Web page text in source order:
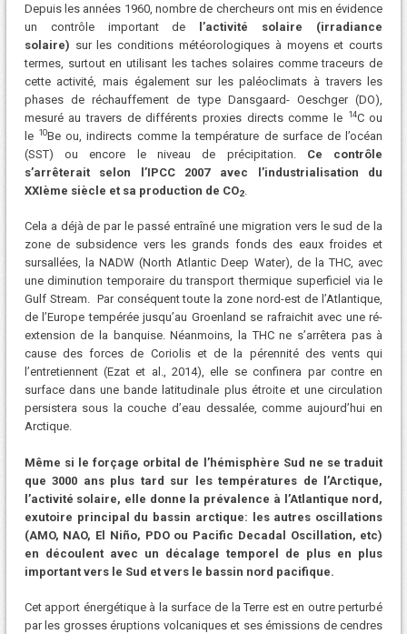
Depuis les années 1960, nombre de chercheurs ont mis en évidence
un contrôle important de
l’activité solaire (irradiance
solaire) sur les conditions météorologiques à moyens et courts
termes, surtout en utilisant les taches solaires comme traceurs de
cette activité, mais également sur les paléoclimats à travers les
phases de réchauffement de type Dansgaard- Oeschger (DO),
mesuré au travers de différents proxies directs comme le
14C ou
le 10Be ou, indirects comme la température de surface de l’océan
(SST) ou encore le niveau de précipitation. Ce contrôle
s’arrêterait selon l’IPCC 2007 avec l’industrialisation du
XXIème siècle et sa production de CO2.
Cela a déjà de par le passé entraîné une migration vers le sud de la
zone de subsidence vers les grands fonds des eaux froides et
sursallées, la NADW (North Atlantic Deep Water), de la THC, avec
une diminution temporaire du transport thermique superficiel via le
Gulf Stream. Par conséquent toute la zone nord-est de l’Atlantique,
de l’Europe tempérée jusqu’au Groenland se rafraichit avec une ré-
extension de la banquise. Néanmoins, la THC ne s’arrêtera pas à
cause des forces de Coriolis et de la pérennité des vents qui
l’entretiennent (Ezat et al., 2014), elle se confinera par contre en
surface dans une bande latitudinale plus étroite et une circulation
persistera sous la couche d’eau dessalée, comme aujourd’hui en
Arctique.
Même si le forçage orbital de l’hémisphère Sud ne se traduit
que 3000 ans plus tard sur les températures de l’Arctique,
l’activité solaire, elle donne la prévalence à l’Atlantique nord,
exutoire principal du bassin arctique: les autres oscillations
(AMO, NAO, El Niño, PDO ou Pacific Decadal Oscillation, etc)
en découlent avec un décalage temporel de plus en plus
important vers le Sud et vers le bassin nord pacifique.
Cet apport énergétique à la surface de la Terre est en outre perturbé
par les grosses éruptions volcaniques et ses émissions de cendres